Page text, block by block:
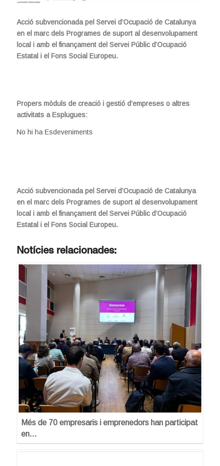
Acció subvencionada pel Servei d’Ocupació de Catalunya
en el marc dels Programes de suport al desenvolupament
local i amb el finançament del Servei Públic d’Ocupació
Estatal i el Fons Social Europeu.
Propers mòduls de creació i gestió d’empreses o altres
activitats a Esplugues:
No hi ha Esdeveniments
Acció subvencionada pel Servei d’Ocupació de Catalunya
en el marc dels Programes de suport al desenvolupament
local i amb el finançament del Servei Públic d’Ocupació
Estatal i el Fons Social Europeu.
Notícies relacionades:
Més de 70 empresaris i emprenedors han participat
en…